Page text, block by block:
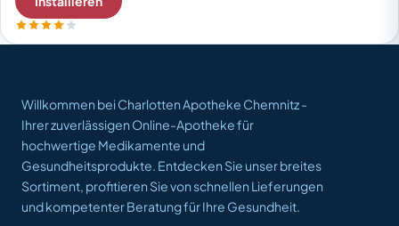
Willkommen bei Charlotten Apotheke Chemnitz -
Ihrer zuverlässigen Online-Apotheke für
hochwertige Medikamente und
Gesundheitsprodukte. Entdecken Sie unser breites
Sortiment, profitieren Sie von schnellen Lieferungen
und kompetenter Beratung für Ihre Gesundheit.